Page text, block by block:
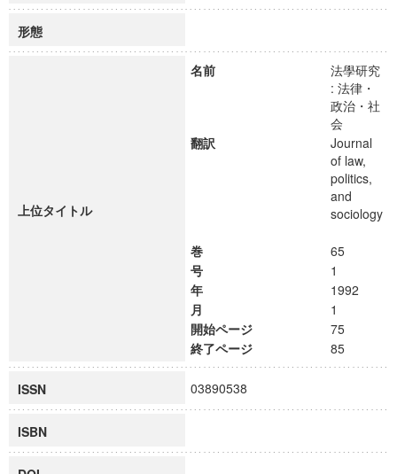
形態
上位タイトル
名前
法學研究
: 法律・
政治・社
会
翻訳
Journal
of law,
politics,
and
sociology
巻
65
号
1
年
1992
月
1
開始ページ
75
終了ページ
85
ISSN 03890538
ISBN